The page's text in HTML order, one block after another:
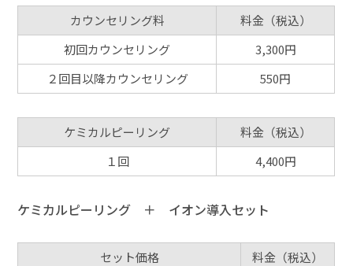
カウンセリング料
料金（税込）
初回カウンセリング
3,300円
２回目以降カウンセリング
550円
ケミカルピーリング
料金（税込）
１回
4,400円
ケミカルピーリング ＋ イオン導入セット
セット価格
料金（税込）